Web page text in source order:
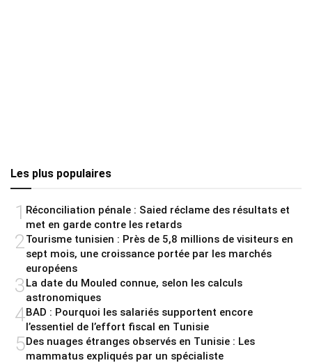
Les plus populaires
1 Réconciliation pénale : Saied réclame des résultats et
met en garde contre les retards
2Tourisme tunisien : Près de 5,8 millions de visiteurs en
sept mois, une croissance portée par les marchés
européens
3La date du Mouled connue, selon les calculs
astronomiques
4BAD : Pourquoi les salariés supportent encore
l’essentiel de l’effort fiscal en Tunisie
5Des nuages étranges observés en Tunisie : Les
mammatus expliqués par un spécialiste